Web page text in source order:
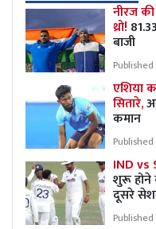
नीरज
थ्रो!
बाजी
एशिया
सितारे,
कमान
IND vs
शुरू होने
दूसरे